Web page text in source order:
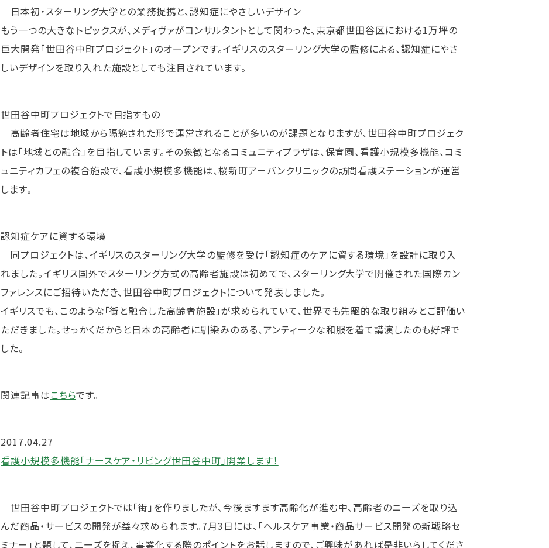
日本初・スターリング大学との業務提携と、認知症にやさしいデザイン
もう一つの大きなトピックスが、メディヴァがコンサルタントとして関わった、東京都世田谷区における1万坪の
巨大開発「世田谷中町プロジェクト」のオープンです。イギリスのスターリング大学の監修による、認知症にやさ
しいデザインを取り入れた施設としても注目されています。
世田谷中町プロジェクトで目指すもの
高齢者住宅は地域から隔絶された形で運営されることが多いのが課題となりますが、世田谷中町プロジェク
トは「地域との融合」を目指しています。その象徴となるコミュニティプラザは、保育園、看護小規模多機能、コミ
ュニティカフェの複合施設で、看護小規模多機能は、桜新町アーバンクリニックの訪問看護ステーションが運営
します。
認知症ケアに資する環境
同プロジェクトは、イギリスのスターリング大学の監修を受け「認知症のケアに資する環境」を設計に取り入
れました。イギリス国外でスターリング方式の高齢者施設は初めてで、スターリング大学で開催された国際カン
ファレンスにご招待いただき、世田谷中町プロジェクトについて発表しました。
イギリスでも、このような「街と融合した高齢者施設」が求められていて、世界でも先駆的な取り組みとご評価い
ただきました。せっかくだからと日本の高齢者に馴染みのある、アンティークな和服を着て講演したのも好評で
した。
関連記事はこちらです。
2017.04.27
看護小規模多機能「ナースケア・リビング世田谷中町」開業します！
世田谷中町プロジェクトでは「街」を作りましたが、今後ますます高齢化が進む中、高齢者のニーズを取り込
んだ商品・サービスの開発が益々求められます。7月3日には、「ヘルスケア事業・商品サービス開発の新戦略セ
ミナー」と題して、ニーズを捉え、事業化する際のポイントをお話しますので、ご興味があれば是非いらしてくださ